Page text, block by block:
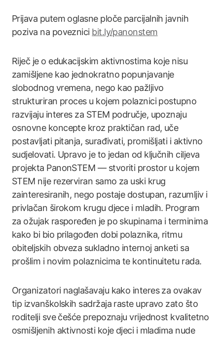
Prijava putem oglasne ploče parcijalnih javnih
poziva na poveznici bit.ly/panonstem
Riječ je o edukacijskim aktivnostima koje nisu
zamišljene kao jednokratno popunjavanje
slobodnog vremena, nego kao pažljivo
strukturiran proces u kojem polaznici postupno
razvijaju interes za STEM područje, upoznaju
osnovne koncepte kroz praktičan rad, uče
postavljati pitanja, surađivati, promišljati i aktivno
sudjelovati. Upravo je to jedan od ključnih ciljeva
projekta PanonSTEM — stvoriti prostor u kojem
STEM nije rezerviran samo za uski krug
zainteresiranih, nego postaje dostupan, razumljiv i
privlačan širokom krugu djece i mladih. Program
za ožujak raspoređen je po skupinama i terminima
kako bi bio prilagođen dobi polaznika, ritmu
obiteljskih obveza sukladno internoj anketi sa
prošlim i novim polaznicima te kontinuitetu rada.
Organizatori naglašavaju kako interes za ovakav
tip izvanškolskih sadržaja raste upravo zato što
roditelji sve češće prepoznaju vrijednost kvalitetno
osmišljenih aktivnosti koje djeci i mladima nude